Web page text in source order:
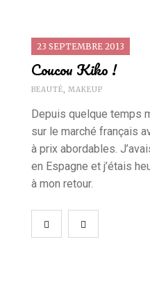
23 SEPTEMBRE 2013
Coucou Kiko !
BEAUTÉ, MAKEUP
Depuis quelque temps
sur le marché français
à prix abordables.
en Espagne et j’étais
à mon retour.